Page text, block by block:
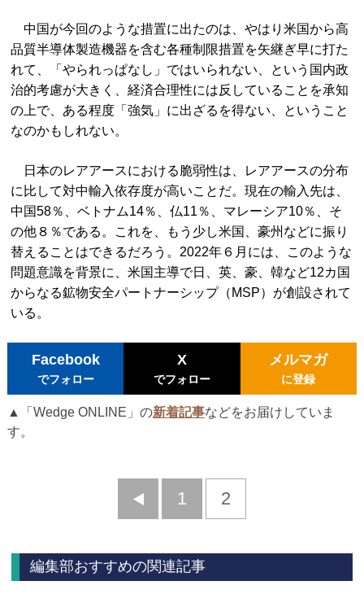
中国が今回のような措置に出たのは、やはり米国から高
品質半導体製造機器を含む各種制限措置を矢継ぎ早に打た
れて、「やられっぱなし」ではいられない、という国内政
治的考慮が大きく、経済合理性には反していることを承知
の上で、ある程度「強気」に出ざるを得ない、ということ
なのかもしれない。
日本のレアアースにおける脆弱性は、レアアースの分布
に比して対中輸入依存度が高いことだ。現在の輸入先は、
中国58％、ベトナム14％、仏11％、マレーシア10％、そ
の他８％である。これを、もう少し米国、豪州などに振り
替えることはできるだろう。2022年６月には、このような
問題意識を背景に、米国主導で日、英、豪、韓など12カ国
からなる鉱物安全パートナーシップ（MSP）が創設されて
いる。
Facebook
でフォロー
X
でフォロー
メルマガ
に登録
▲「Wedge ONLINE」の新着記事などをお届けしていま
す。
前
1 2
編集部おすすめの関連記事